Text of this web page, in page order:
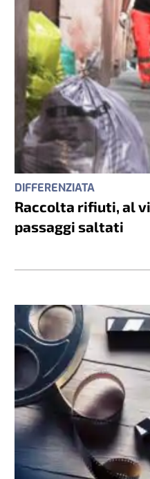
DIFFERENZIATA
Raccolta rifiuti, al
passaggi saltati